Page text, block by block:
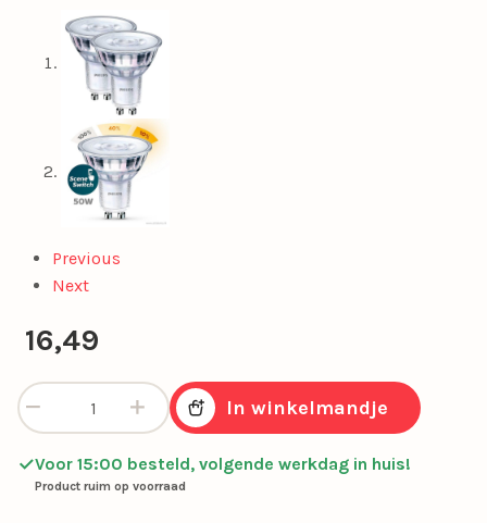
Previous
Next
16,49
Led 4.8w 355lm gu10 2-pack sceneswitch aantal
In winkelmandje
Voor 15:00 besteld, volgende werkdag in huis!
Product ruim op voorraad